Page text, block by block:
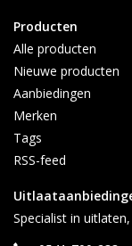
Producten
Alle producten
Nieuwe producten
Aanbiedingen
Merken
Tags
RSS-feed
Specialist in